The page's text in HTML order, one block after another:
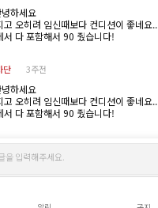
녕하세요
고 오히려 임신때보다 컨디션이 좋네요..
서 다 포함해서 90 줬습니다!
단 3주전
녕하세요
고 오히려 임신때보다 컨디션이 좋네요..
서 다 포함해서 90 줬습니다!